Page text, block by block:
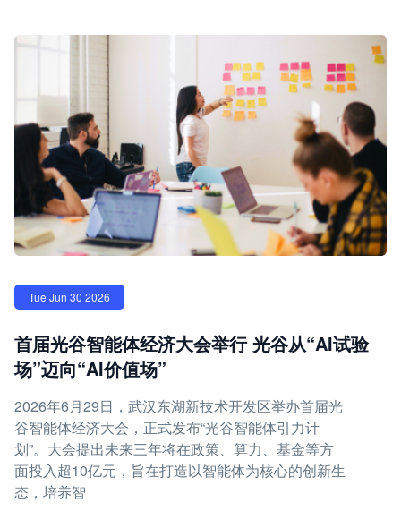
Tue Jun 30 2026
首届光谷智能体经济大会举行 光谷从“AI试验
场”迈向“AI价值场”
2026年6月29日，武汉东湖新技术开发区举办首届光
谷智能体经济大会，正式发布“光谷智能体引力计
划”。大会提出未来三年将在政策、算力、基金等方
面投入超10亿元，旨在打造以智能体为核心的创新生
态，培养智